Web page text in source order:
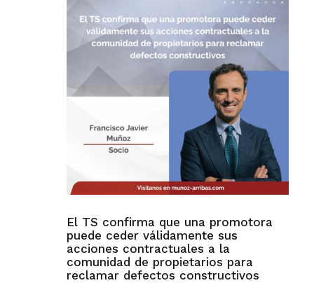
El TS confirma que una promotora
puede ceder válidamente sus
acciones contractuales a la
comunidad de propietarios para
reclamar defectos constructivos